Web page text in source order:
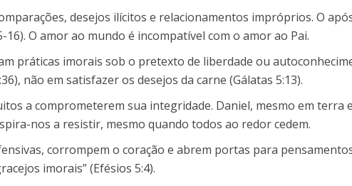
desejos ilícitos e relacionamentos impróprios. O
O amor ao mundo é incompatível com o amor ao Pai.
práticas imorais sob o pretexto de liberdade ou
não em satisfazer os desejos da carne (Gálatas 5:13).
a comprometerem sua integridade. Daniel, mesmo em terra
nos a resistir, mesmo quando todos ao redor cedem.
corrompem o coração e abrem portas para
imorais” (Efésios 5:4).